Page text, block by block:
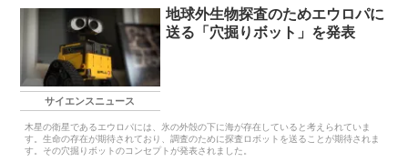
サイエンスニュース
地球外生物探査のためエウロパに
送る「穴掘りボット」を発表
木星の衛星であるエウロパには、氷の外殻の下に海が存在していると考えられていま
す。生命の存在が期待されており、調査のために探査ロボットを送ることが期待されま
す。その穴掘りボットのコンセプトが発表されました。